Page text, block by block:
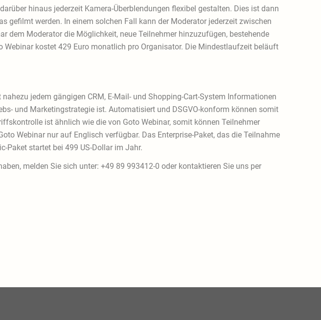
hinaus jederzeit Kamera-Überblendungen flexibel gestalten. Dies ist dann
gefilmt werden. In einem solchen Fall kann der Moderator jederzeit zwischen
dem Moderator die Möglichkeit, neue Teilnehmer hinzuzufügen, bestehende
Webinar kostet 429 Euro monatlich pro Organisator. Die Mindestlaufzeit beläuft
jedem gängigen CRM, E-Mail- und Shopping-Cart-System Informationen
und Marketingstrategie ist. Automatisiert und DSGVO-konform können somit
ist ähnlich wie die von Goto Webinar, somit können Teilnehmer
Webinar nur auf Englisch verfügbar. Das Enterprise-Paket, das die Teilnahme
Paket startet bei 499 US-Dollar im Jahr.
melden Sie sich unter: +49 89 993412-0 oder kontaktieren Sie uns per